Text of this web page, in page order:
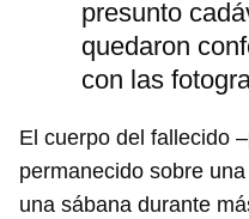
presunto
quedaron
con las
El cuerpo del fallecido
permanecido sobre
una sábana durante